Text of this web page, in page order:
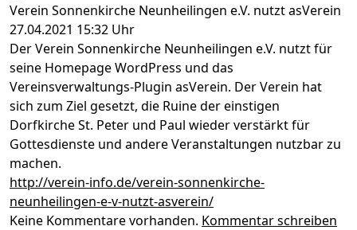
Verein Sonnenkirche Neunheilingen e.V. nutzt asVerein
27.04.2021 15:32 Uhr
Der Verein Sonnenkirche Neunheilingen e.V. nutzt für
seine Homepage WordPress und das
Vereinsverwaltungs-Plugin asVerein. Der Verein hat
sich zum Ziel gesetzt, die Ruine der einstigen
Dorfkirche St. Peter und Paul wieder verstärkt für
Gottesdienste und andere Veranstaltungen nutzbar zu
machen.
http://verein-info.de/verein-sonnenkirche-
neunheilingen-e-v-nutzt-asverein/
Keine Kommentare vorhanden. Kommentar schreiben